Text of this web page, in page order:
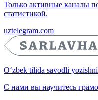
Только активные каналы
статистикой.
uztelegram.com
O‘zbek tilida savodli
С нами вы научитесь